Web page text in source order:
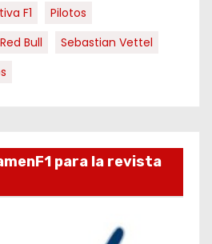
F1
Pilotos
Red Bull
Sebastian Vettel
para la revista